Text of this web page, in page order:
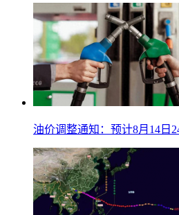
油价调整通知：预计8月14日